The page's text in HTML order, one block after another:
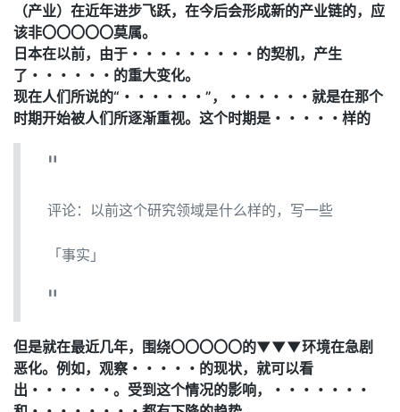
（产业）在近年进步飞跃，在今后会形成新的产业链的，应
该非〇〇〇〇〇莫属。
日本在以前，由于・・・・・・・・・的契机，产生
了・・・・・・的重大变化。
现在人们所说的“・・・・・・”，・・・・・・就是在那个
时期开始被人们所逐渐重视。这个时期是・・・・・样的
评论：以前这个研究领域是什么样的，写一些
「事实」
但是就在最近几年，围绕〇〇〇〇〇的▼▼▼环境在急剧
恶化。例如，观察・・・・・的现状，就可以看
出・・・・・・。受到这个情况的影响，・・・・・・・